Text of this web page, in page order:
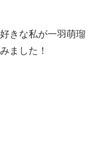
きな私が一羽萌瑠
ました！